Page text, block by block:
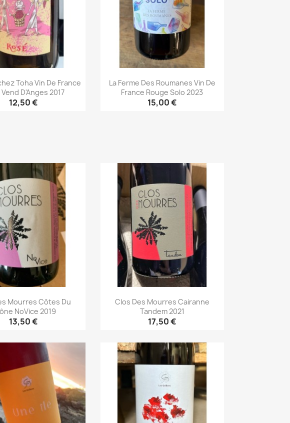
Toha Vin De France
D'Anges 2017
12,50 €
La Ferme Des Roumanes Vin De
France Rouge Solo 2023
15,00 €
Mourres Côtes Du
NoVice 2019
13,50 €
Aperçu rapide
Clos Des Mourres Cairanne
Tandem 2021
17,50 €
Aperçu rapide